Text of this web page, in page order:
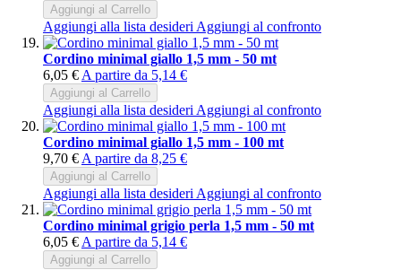
Aggiungi al Carrello
Aggiungi alla lista desideri Aggiungi al confronto
Cordino minimal giallo 1,5 mm - 50 mt
6,05 € A partire da 5,14 €
Aggiungi al Carrello
Aggiungi alla lista desideri Aggiungi al confronto
Cordino minimal giallo 1,5 mm - 100 mt
9,70 € A partire da 8,25 €
Aggiungi al Carrello
Aggiungi alla lista desideri Aggiungi al confronto
Cordino minimal grigio perla 1,5 mm - 50 mt
6,05 € A partire da 5,14 €
Aggiungi al Carrello